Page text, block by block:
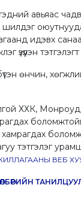
авьяас
идэвх
өнчин,
ХХК,
тэтгэлэг
ВЕБ